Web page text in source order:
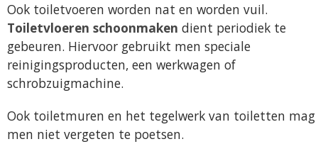
Ook toiletvoeren worden nat en worden vuil.
Toiletvloeren schoonmaken dient periodiek te
gebeuren. Hiervoor gebruikt men speciale
reinigingsproducten, een werkwagen of
schrobzuigmachine.
Ook toiletmuren en het tegelwerk van toiletten mag
men niet vergeten te poetsen.